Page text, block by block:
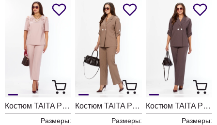
Костюм TAITA PLUS 2622/2 пудра
Размеры:
Костюм TAITA PLUS 2329/26 капучинно
Размеры:
Костюм TAITA PLUS 2329/27 какао
Размеры: